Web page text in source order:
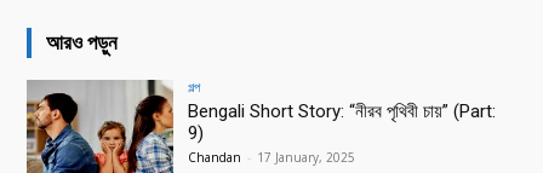
আরও পড়ুন
গল্প
Bengali Short Story: “নীরব পৃথিবী চায়” (Part:
9)
Chandan - 17 January, 2025